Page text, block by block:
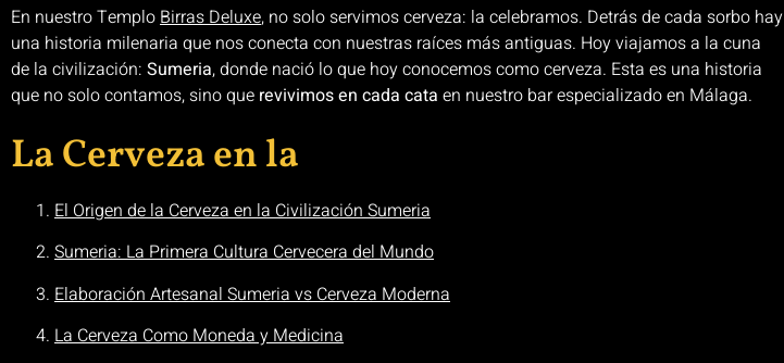
En nuestro TemploBirras Deluxe, no solo servimos cerveza: la celebramos. Detrás de cada sorbo hay
una historia milenaria que nos conecta con nuestras raíces más antiguas. Hoy viajamos a la cuna
de la civilización: Sumeria, donde nació lo que hoy conocemos como cerveza. Esta es una historia
que no solo contamos, sino que revivimos en cada cata en nuestro bar especializado en Málaga.
La Cerveza en la
El Origen de la Cerveza en la Civilización Sumeria
Sumeria: La Primera Cultura Cervecera del Mundo
Elaboración Artesanal Sumeria vs Cerveza Moderna
La Cerveza Como Moneda y Medicina